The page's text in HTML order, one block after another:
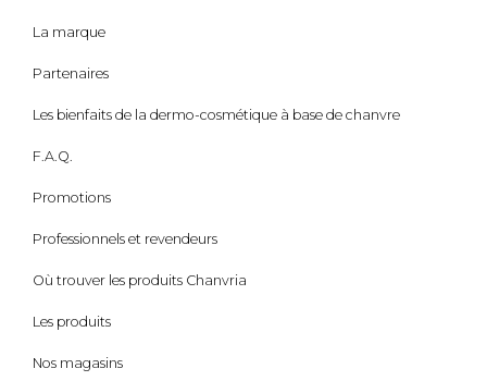
La marque
Partenaires
Les bienfaits de la dermo-cosmétique à base de chanvre
F.A.Q.
Promotions
Professionnels et revendeurs
Où trouver les produits Chanvria
Les produits
Nos magasins